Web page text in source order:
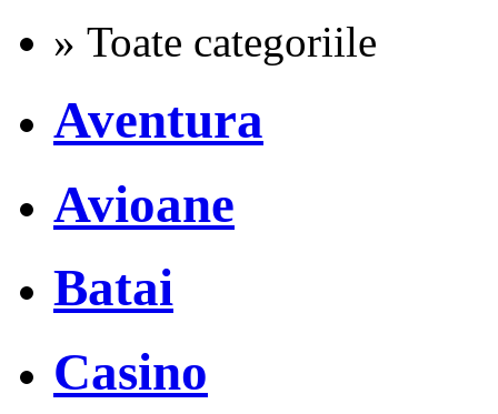
» Toate categoriile
Aventura
Avioane
Batai
Casino